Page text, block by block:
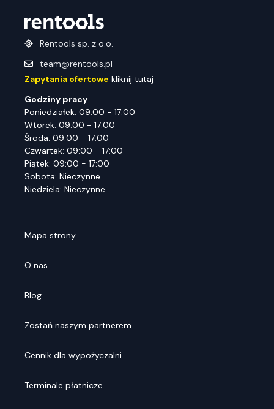
Rentools sp. z o.o.
team@rentools.pl
Zapytania ofertowe kliknij tutaj
Godziny pracy
Poniedziałek: 09:00 - 17:00
Wtorek: 09:00 - 17:00
Środa: 09:00 - 17:00
Czwartek: 09:00 - 17:00
Piątek: 09:00 - 17:00
Sobota: Nieczynne
Niedziela: Nieczynne
Mapa strony
O nas
Blog
Zostań naszym partnerem
Cennik dla wypożyczalni
Terminale płatnicze